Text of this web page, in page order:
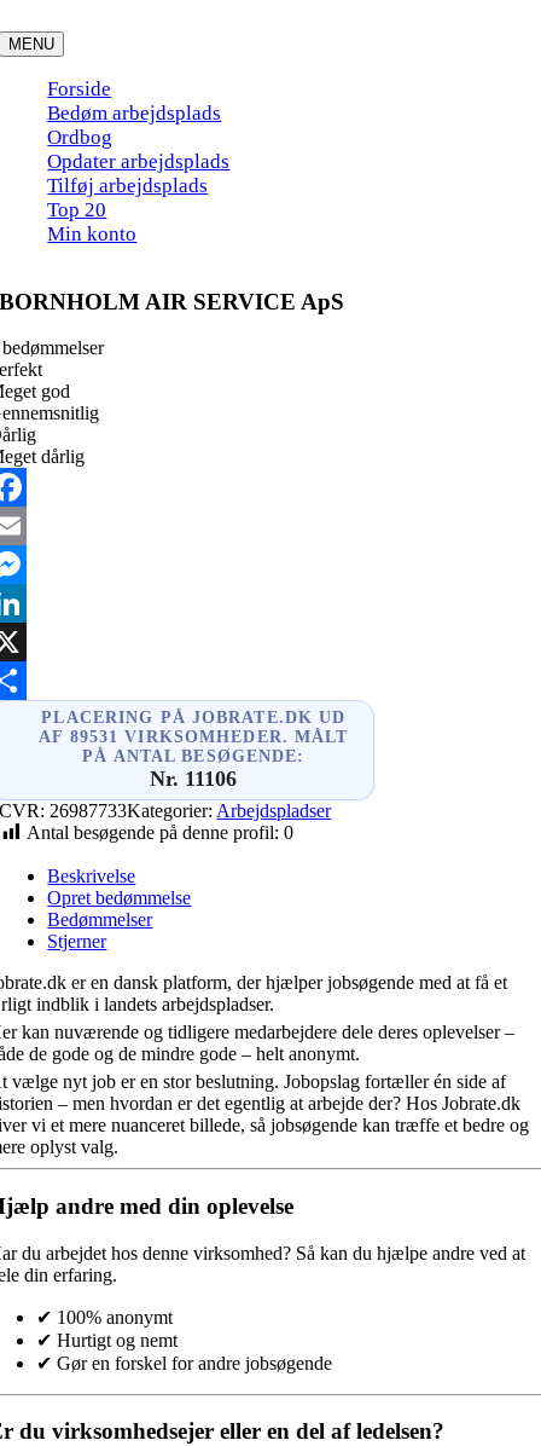
to
content
MENU
Forside
Bedøm arbejdsplads
Ordbog
Opdater arbejdsplads
Tilføj arbejdsplads
Top 20
Min konto
BORNHOLM AIR SERVICE ApS
god
dårlig
PLACERING PÅ JOBRATE.DK UD
AF 89531 VIRKSOMHEDER. MÅLT
PÅ ANTAL BESØGENDE:
Nr. 11106
CVR: 26987733Kategorier: Arbejdspladser
Antal besøgende på denne profil: 0
Beskrivelse
Opret bedømmelse
Bedømmelser
Stjerner
er en dansk platform, der hjælper jobsøgende med at få et
indblik i landets arbejdspladser.
kan nuværende og tidligere medarbejdere dele deres oplevelser –
de gode og de mindre gode – helt anonymt.
vælge nyt job er en stor beslutning. Jobopslag fortæller én side af
– men hvordan er det egentlig at arbejde der? Hos Jobrate.dk
vi et mere nuanceret billede, så jobsøgende kan træffe et bedre og
oplyst valg.
andre med din oplevelse
du arbejdet hos denne virksomhed? Så kan du hjælpe andre ved at
din erfaring.
✔ 100% anonymt
✔ Hurtigt og nemt
✔ Gør en forskel for andre jobsøgende
du virksomhedsejer eller en del af ledelsen?